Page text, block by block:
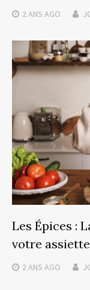
2 ANS AGO
Les Épices :
votre assiette
2 ANS AGO